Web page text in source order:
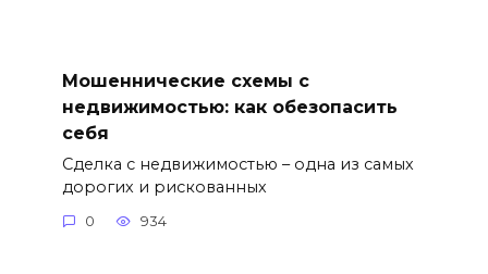
Мошеннические схемы с
недвижимостью: как обезопасить
себя
Сделка с недвижимостью – одна из самых
дорогих и рискованных
0 934